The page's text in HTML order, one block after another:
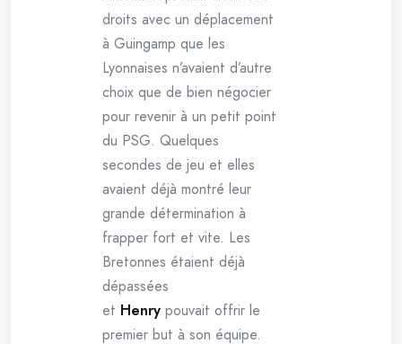
droits avec un déplacement
à Guingamp que les
Lyonnaises n’avaient d’autre
choix que de bien négocier
pour revenir à un petit point
du PSG. Quelques
secondes de jeu et elles
avaient déjà montré leur
grande détermination à
frapper fort et vite. Les
Bretonnes étaient déjà
dépassées
et Henry pouvait offrir le
premier but à son équipe.